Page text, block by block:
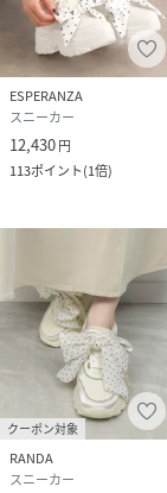
ESPERANZA
スニーカー
12,430円
113ポイント(1倍)
クーポン対象
RANDA
スニーカー